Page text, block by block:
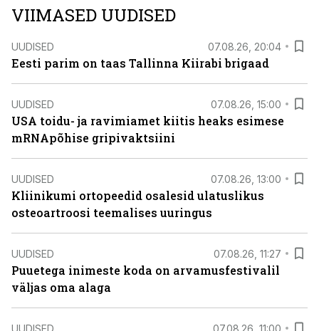
VIIMASED UUDISED
UUDISED 07.08.26, 20:04
Eesti parim on taas Tallinna Kiirabi brigaad
UUDISED 07.08.26, 15:00
USA toidu- ja ravimiamet kiitis heaks esimese
mRNApõhise gripivaktsiini
UUDISED 07.08.26, 13:00
Kliinikumi ortopeedid osalesid ulatuslikus
osteoartroosi teemalises uuringus
UUDISED 07.08.26, 11:27
Puuetega inimeste koda on arvamusfestivalil
väljas oma alaga
UUDISED 07.08.26, 11:00